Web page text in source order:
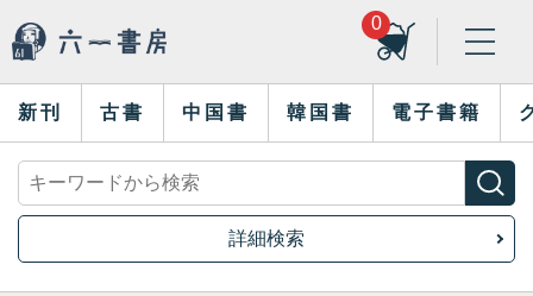
0
新刊 古書 中国書 韓国書 電子書籍
詳細検索